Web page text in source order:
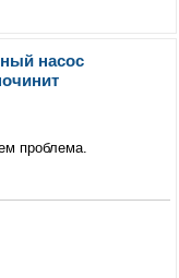
насос
проблема.